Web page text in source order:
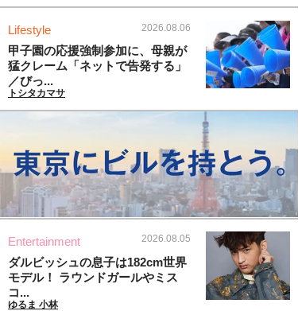
Lifestyle 2026.08.06
甲子園の応援強制参加に、母親が
猛クレーム「ネットで告発する」
／びっ...
トシタカマサ
Entertainment 2026.08.05
ダルビッシュの息子は182cm世界
モデル！ ラウンドガールやミス
コ...
ゆるま 小林